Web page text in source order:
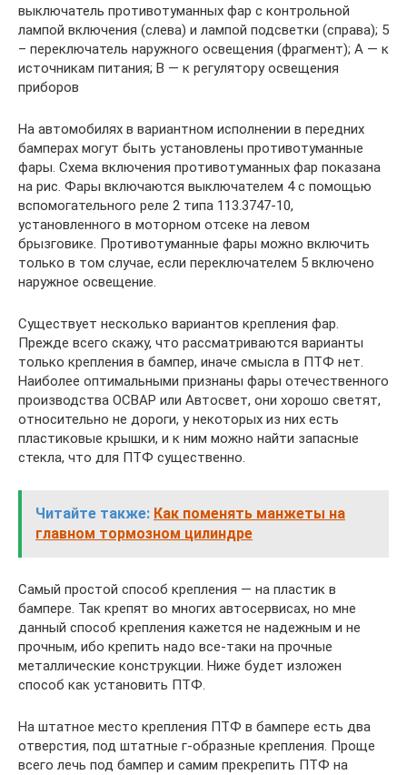
выключатель противотуманных фар с контрольной
лампой включения (слева) и лампой подсветки (справа); 5
– переключатель наружного освещения (фрагмент); А — к
источникам питания; В — к регулятору освещения
приборов
На автомобилях в вариантном исполнении в передних
бамперах могут быть установлены противотуманные
фары. Схема включения противотуманных фар показана
на рис. Фары включаются выключателем 4 с помощью
вспомогательного реле 2 типа 113.3747-10,
установленного в моторном отсеке на левом
брызговике. Противотуманные фары можно включить
только в том случае, если переключателем 5 включено
наружное освещение.
Существует несколько вариантов крепления фар.
Прежде всего скажу, что рассматриваются варианты
только крепления в бампер, иначе смысла в ПТФ нет.
Наиболее оптимальными признаны фары отечественного
производства ОСВАР или Автосвет, они хорошо светят,
относительно не дороги, у некоторых из них есть
пластиковые крышки, и к ним можно найти запасные
стекла, что для ПТФ существенно.
Читайте также: Как поменять манжеты на
главном тормозном цилиндре
Самый простой способ крепления — на пластик в
бампере. Так крепят во многих автосервисах, но мне
данный способ крепления кажется не надежным и не
прочным, ибо крепить надо все-таки на прочные
металлические конструкции. Ниже будет изложен
способ как установить ПТФ.
На штатное место крепления ПТФ в бампере есть два
отверстия, под штатные г-образные крепления. Проще
всего лечь под бампер и самим прекрепить ПТФ на